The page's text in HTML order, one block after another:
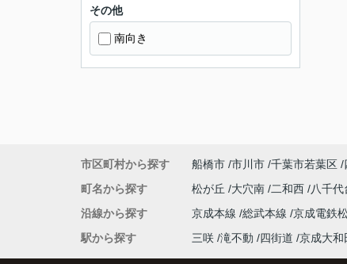
その他
南向き
市区町村から探す 船橋市 市川市 千葉市若葉区
町名から探す
松が丘 大穴南 二和西 八千代
沿線から探す
京成本線 総武本線 京成電鉄
駅から探す
三咲 滝不動 四街道 京成大和